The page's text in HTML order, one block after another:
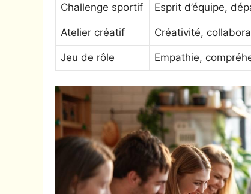
Challenge sportif Esprit d’équipe,
Atelier créatif Créativité,
Jeu de rôle Empathie,